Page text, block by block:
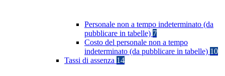
Personale non a tempo indeterminato (da
pubblicare in tabelle) 7
Costo del personale non a tempo
indeterminato (da pubblicare in tabelle) 10
Tassi di assenza 14